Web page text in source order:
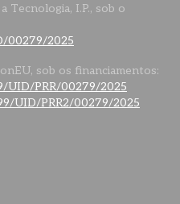
Tecnologia, I.P., sob o
00279/2025
sob os financiamentos:
UID/PRR/00279/2025
UID/PRR2/00279/2025